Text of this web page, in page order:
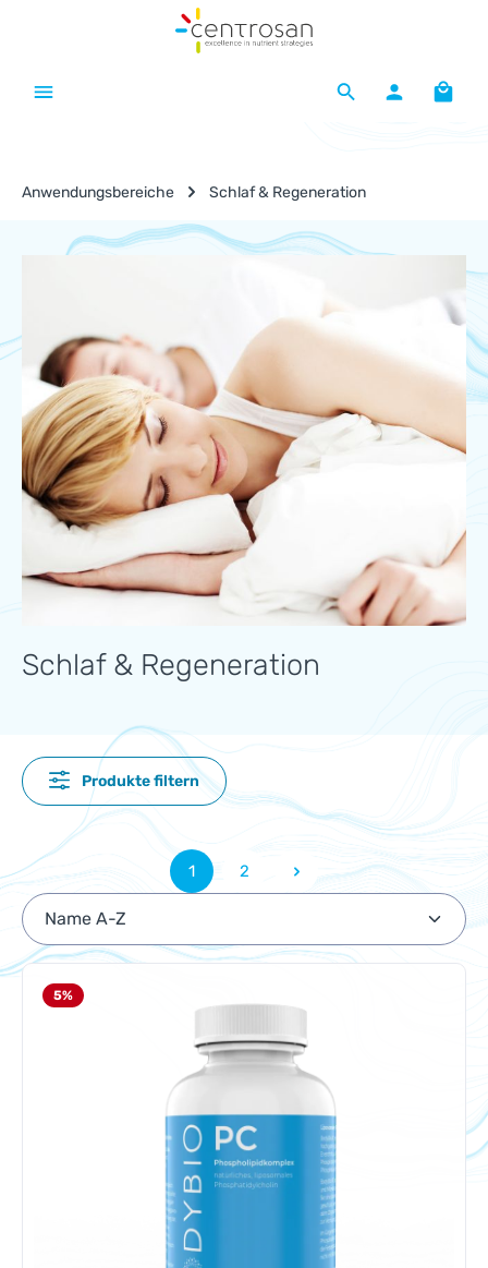
Zum Hauptinhalt springen
Anwendungsbereiche Schlaf & Regeneration
Schlaf & Regeneration
Produkte filtern
Seite
1
Seite
2
5%